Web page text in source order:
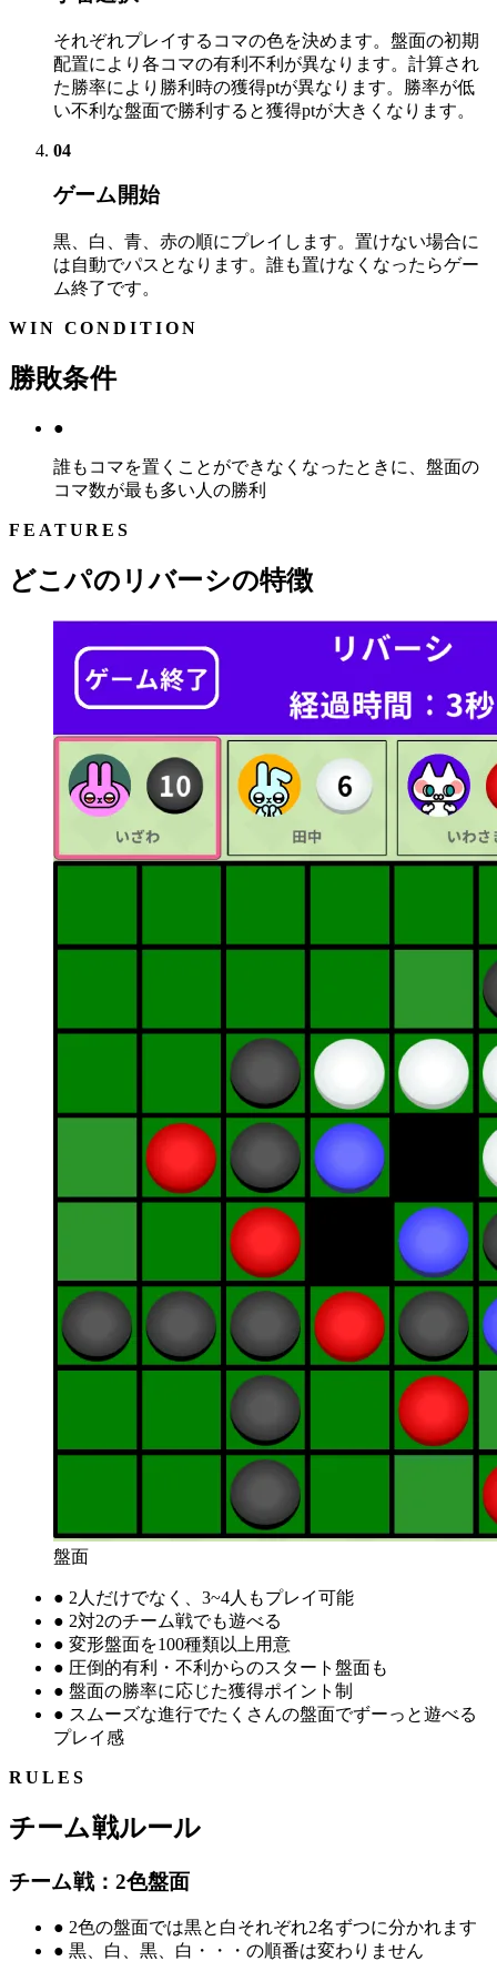
それぞれプレイするコマの色を決めます。盤面の初期
配置により各コマの有利不利が異なります。計算され
た勝率により勝利時の獲得ptが異なります。勝率が低
い不利な盤面で勝利すると獲得ptが大きくなります。
04
ゲーム開始
黒、白、青、赤の順にプレイします。置けない場合に
は自動でパスとなります。誰も置けなくなったらゲー
ム終了です。
WIN CONDITION
勝敗条件
●
誰もコマを置くことができなくなったときに、盤面の
コマ数が最も多い人の勝利
FEATURES
どこパのリバーシの特徴
盤面
● 2人だけでなく、3~4人もプレイ可能
● 2対2のチーム戦でも遊べる
● 変形盤面を100種類以上用意
● 圧倒的有利・不利からのスタート盤面も
● 盤面の勝率に応じた獲得ポイント制
● スムーズな進行でたくさんの盤面でずーっと遊べる
プレイ感
RULES
チーム戦ルール
チーム戦：2色盤面
● 2色の盤面では黒と白それぞれ2名ずつに分かれます
● 黒、白、黒、白・・・の順番は変わりません